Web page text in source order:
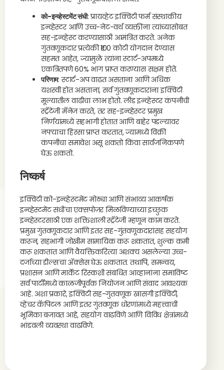
को-इन्व्हेस्टमेंट संधी: प्रायव्हेट इक्विटी फर्म संस्थाकीय
इन्व्हेस्टर आणि उच्च-नेट-वर्थ व्यक्तींना त्यांच्यासोबत
सह-इन्व्हेस्ट करण्यासाठी आमंत्रित करते. अनेक
गुंतवणूकदार प्रत्येकी ₹100 कोटी योगदान देण्यास
सहमत आहेत, ज्यामुळे त्यांना स्टार्ट-अपमध्ये
एकत्रितपणे 60% भाग प्राप्त करण्यास सक्षम होते.
परिणाम: स्टार्ट-अप वाढत असताना आणि अधिक
यशस्वी होत असताना, सर्व गुंतवणूकदारांना इक्विटी
मूल्यातील वाढीचा लाभ होतो. लीड इन्व्हेस्टर कंपनीची
स्ट्रॅटेजी मॅनेज करते, तर सह-इन्व्हेस्टर प्रमुख
निर्णयांमध्ये सहभागी होतात आणि बाहेर पडल्यावर
नफ्याचा हिस्सा प्राप्त करतात, ज्यामध्ये विक्री
कंपनीचा समावेश असू शकतो किंवा सार्वजनिकपणे
घेऊ शकतो.
निष्कर्ष
इक्विटी को-इन्व्हेस्टमेंट मोठ्या आणि संभाव्य आकर्षक
इन्व्हेस्टमेंट संधींचा एक्सपोजर मिळविण्याच्या इच्छुक
इन्व्हेस्टरसाठी एक शक्तिशाली स्ट्रॅटेजी म्हणून काम करते.
प्रमुख गुंतवणूकदार आणि इतर सह-गुंतवणूकदारांसह सहयोग
करून, सहभागी जोखीम सामायिक करू शकतात, शुल्क कमी
करू शकतात आणि वैयक्तिकरित्या अशक्य असलेल्या उच्च-
दर्जाच्या डील्सचा ॲक्सेस घेऊ शकतात. तथापि, समन्वय,
प्रशासन आणि मार्केट रिस्कशी संबंधित आव्हानांना समाविष्ट
सर्व पार्टींमध्ये काळजीपूर्वक नियोजन आणि संवाद आवश्यक
आहे. अशा प्रकारे, इक्विटी सह-गुंतवणूक खासगी इक्विटी,
व्हेंचर कॅपिटल आणि इतर गुंतवणूक धोरणांमध्ये महत्त्वाची
भूमिका बजावत आहे, सहयोग वाढविणे आणि विविध क्षेत्रांमध्ये
भांडवली व्यवस्था वाढविणे.